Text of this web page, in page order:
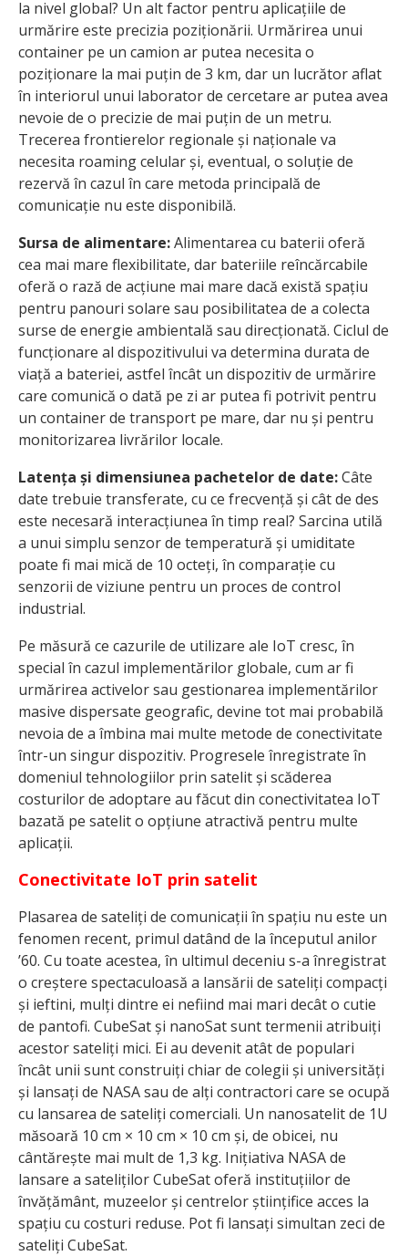
la nivel global? Un alt factor pentru aplicațiile de
urmărire este precizia poziționării. Urmărirea unui
container pe un camion ar putea necesita o
poziționare la mai puțin de 3 km, dar un lucrător aflat
în interiorul unui laborator de cercetare ar putea avea
nevoie de o precizie de mai puțin de un metru.
Trecerea frontierelor regionale și naționale va
necesita roaming celular și, eventual, o soluție de
rezervă în cazul în care metoda principală de
comunicație nu este disponibilă.
Sursa de alimentare:Alimentarea cu baterii oferă
cea mai mare flexibilitate, dar bateriile reîncărcabile
oferă o rază de acțiune mai mare dacă există spațiu
pentru panouri solare sau posibilitatea de a colecta
surse de energie ambientală sau direcționată. Ciclul de
funcționare al dispozitivului va determina durata de
viață a bateriei, astfel încât un dispozitiv de urmărire
care comunică o dată pe zi ar putea fi potrivit pentru
un container de transport pe mare, dar nu și pentru
monitorizarea livrărilor locale.
Latența și dimensiunea pachetelor de date:Câte
date trebuie transferate, cu ce frecvență și cât de des
este necesară interacțiunea în timp real? Sarcina utilă
a unui simplu senzor de temperatură și umiditate
poate fi mai mică de 10 octeți, în comparație cu
senzorii de viziune pentru un proces de control
industrial.
Pe măsură ce cazurile de utilizare ale IoT cresc, în
special în cazul implementărilor globale, cum ar fi
urmărirea activelor sau gestionarea implementărilor
masive dispersate geografic, devine tot mai probabilă
nevoia de a îmbina mai multe metode de conectivitate
într-un singur dispozitiv. Progresele înregistrate în
domeniul tehnologiilor prin satelit și scăderea
costurilor de adoptare au făcut din conectivitatea IoT
bazată pe satelit o opțiune atractivă pentru multe
aplicații.
Conectivitate IoT prin satelit
Plasarea de sateliți de comunicații în spațiu nu este un
fenomen recent, primul datând de la începutul anilor
’60. Cu toate acestea, în ultimul deceniu s-a înregistrat
o creștere spectaculoasă a lansării de sateliți compacți
și ieftini, mulți dintre ei nefiind mai mari decât o cutie
de pantofi. CubeSat și nanoSat sunt termenii atribuiți
acestor sateliți mici. Ei au devenit atât de populari
încât unii sunt construiți chiar de colegii și universități
și lansați de NASA sau de alți contractori care se ocupă
cu lansarea de sateliți comerciali. Un nanosatelit de 1U
măsoară 10 cm × 10 cm × 10 cm și, de obicei, nu
cântărește mai mult de 1,3 kg. Inițiativa NASA de
lansare a sateliților CubeSat oferă instituțiilor de
învățământ, muzeelor și centrelor științifice acces la
spațiu cu costuri reduse. Pot fi lansați simultan zeci de
sateliți CubeSat.